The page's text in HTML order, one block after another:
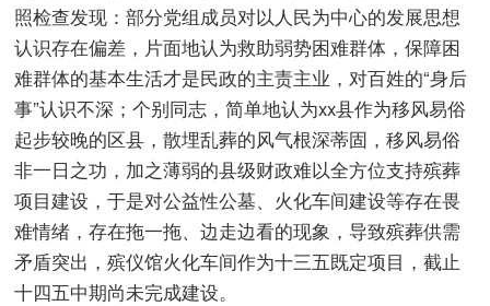
照检查发现：部分党组成员对以人民为中心的发展思想
认识存在偏差，片面地认为救助弱势困难群体，保障困
难群体的基本生活才是民政的主责主业，对百姓的“身后
事”认识不深；个别同志，简单地认为xx县作为移风易俗
起步较晚的区县，散埋乱葬的风气根深蒂固，移风易俗
非一日之功，加之薄弱的县级财政难以全方位支持殡葬
项目建设，于是对公益性公墓、火化车间建设等存在畏
难情绪，存在拖一拖、边走边看的现象，导致殡葬供需
矛盾突出，殡仪馆火化车间作为十三五既定项目，截止
十四五中期尚未完成建设。